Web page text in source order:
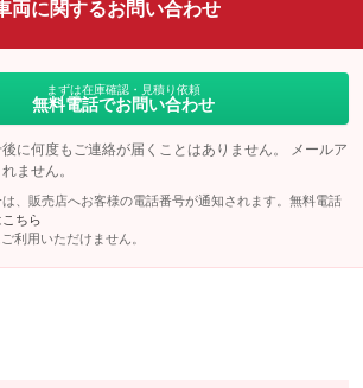
両に関するお問い合わせ
まずは在庫確認・見積り依頼
無料電話でお問い合わせ
に何度もご連絡が届くことはありません。 メールア
ません。
、販売店へお客様の電話番号が通知されます。無料電話
こちら
利用いただけません。